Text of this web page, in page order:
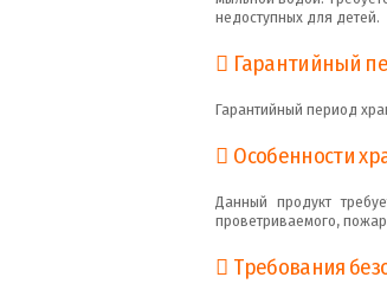
недоступных для детей.
Гарантийный
Гарантийный период
Особенности
Данный продукт
проветриваемого,
Требования